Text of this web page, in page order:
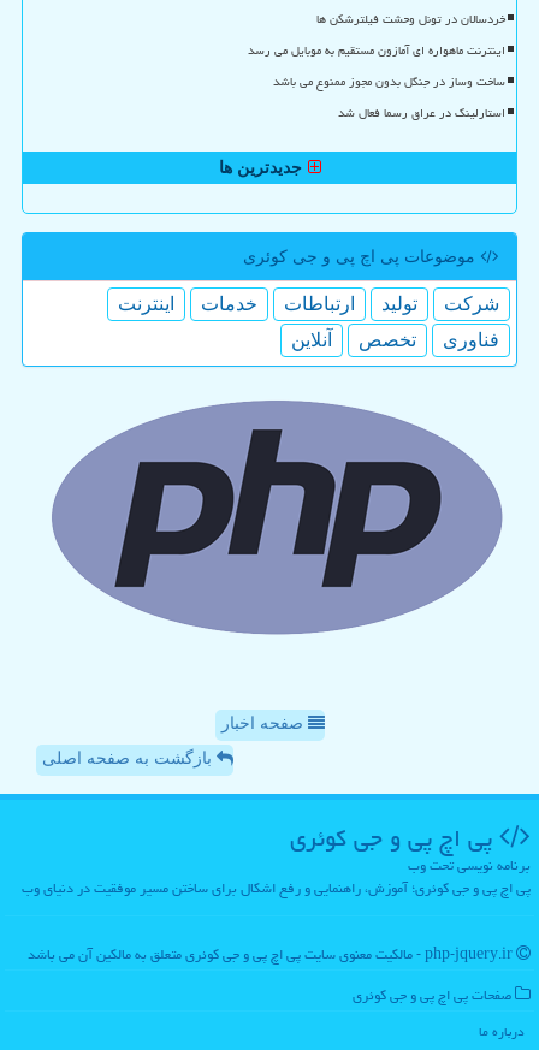
خردسالان در تونل وحشت فیلترشکن ها
اینترنت ماهواره ای آمازون مستقیم به موبایل می رسد
ساخت وساز در جنگل بدون مجوز ممنوع می باشد
استارلینک در عراق رسما فعال شد
جدیدترین ها
موضوعات پی اچ پی و جی كوئری
شركت تولید ارتباطات خدمات
اینترنت
فناوری
تخصص آنلاین
صفحه اخبار
بازگشت به صفحه اصلی
پی اچ پی و جی كوئری
برنامه نویسی تحت وب
پی اچ پی و جی کوئری؛ آموزش، راهنمایی و رفع اشکال برای ساختن مسیر موفقیت در دنیای وب
صفحات پی اچ پی و جی كوئری
درباره ما